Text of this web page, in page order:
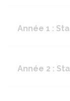
Année 1 :
Année 2 :